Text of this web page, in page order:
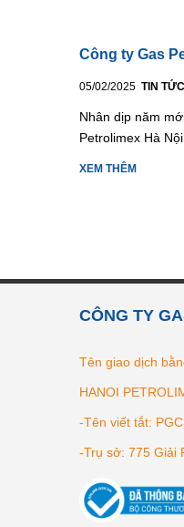
Công ty Gas
05/02/2025 TIN
Nhân dịp năm
Petrolimex Hà
XEM THÊM
CÔNG TY
Tên giao dịch
HANOI
-Tên viết tắt:
-Trụ sở: 775 Giải